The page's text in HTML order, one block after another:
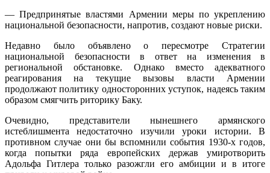
— Предпринятые властями Армении меры по укреплению
национальной безопасности, напротив, создают новые риски.
Недавно было объявлено о пересмотре Стратегии
национальной безопасности в ответ на изменения в
региональной обстановке. Однако вместо адекватного
реагирования на текущие вызовы власти Армении
продолжают политику односторонних уступок, надеясь таким
образом смягчить риторику Баку.
Очевидно, представители нынешнего армянского
истеблишмента недостаточно изучили уроки истории. В
противном случае они бы вспомнили события 1930-х годов,
когда попытки ряда европейских держав умиротворить
Адольфа Гитлера только разожгли его амбиции и в итоге